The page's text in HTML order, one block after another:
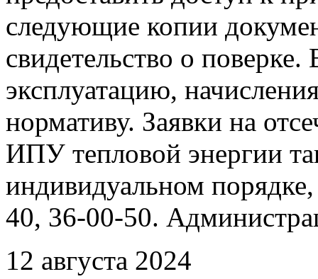
следующие копии
свидетельство о
эксплуатацию,
нормативу. Заявки на
ИПУ тепловой энергии
индивидуальном
40, 36-00-50.
12 августа 2024